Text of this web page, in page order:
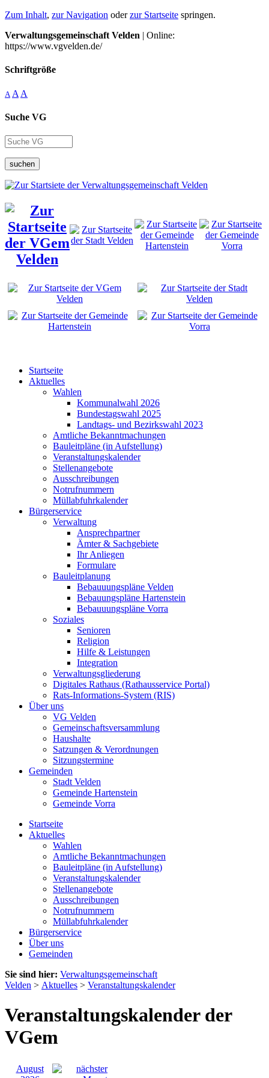
Zum Inhalt, zur Navigation oderzur Startseite springen.
Verwaltungsgemeinschaft Velden | Online:
https://www.vgvelden.de/
Schriftgröße
A A A
Suche VG
suchen
Startseite
Aktuelles
Wahlen
Kommunalwahl 2026
Bundestagswahl 2025
Landtags- und Bezirkswahl 2023
Amtliche Bekanntmachungen
Bauleitpläne (in Aufstellung)
Veranstaltungskalender
Stellenangebote
Ausschreibungen
Notrufnummern
Müllabfuhrkalender
Bürgerservice
Verwaltung
Ansprechpartner
Ämter & Sachgebiete
Ihr Anliegen
Formulare
Bauleitplanung
Bebauuungspläne Velden
Bebauungspläne Hartenstein
Bebauuungspläne Vorra
Soziales
Senioren
Religion
Hilfe & Leistungen
Integration
Verwaltungsgliederung
Digitales Rathaus (Rathausservice Portal)
Rats-Informations-System (RIS)
Über uns
VG Velden
Gemeinschaftsversammlung
Haushalte
Satzungen & Verordnungen
Sitzungstermine
Gemeinden
Stadt Velden
Gemeinde Hartenstein
Gemeinde Vorra
Startseite
Aktuelles
Wahlen
Amtliche Bekanntmachungen
Bauleitpläne (in Aufstellung)
Veranstaltungskalender
Stellenangebote
Ausschreibungen
Notrufnummern
Müllabfuhrkalender
Bürgerservice
Über uns
Gemeinden
Sie sind hier: Verwaltungsgemeinschaft
Velden > Aktuelles > Veranstaltungskalender
Veranstaltungskalender der
VGem
August